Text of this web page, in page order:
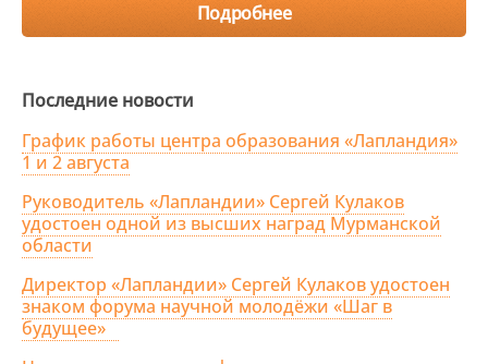
Подробнее
Последние новости
График работы центра образования «Лапландия»
1 и 2 августа
Руководитель «Лапландии» Сергей Кулаков
удостоен одной из высших наград Мурманской
области
Директор «Лапландии» Сергей Кулаков удостоен
знаком форума научной молодёжи «Шаг в
будущее»